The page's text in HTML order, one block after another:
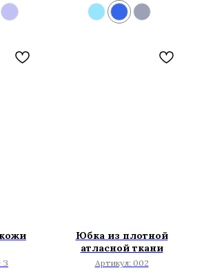
З
Юбка из плотной
атласной ткани
Артикул: 002